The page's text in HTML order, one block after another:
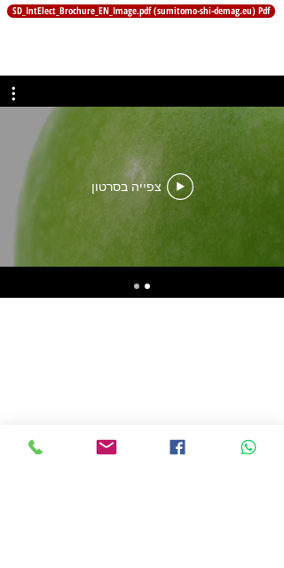
SD_IntElect_Brochure_EN_Image.pdf (sumitomo-shi-demag.eu) Pdf
צפייה בסרטון